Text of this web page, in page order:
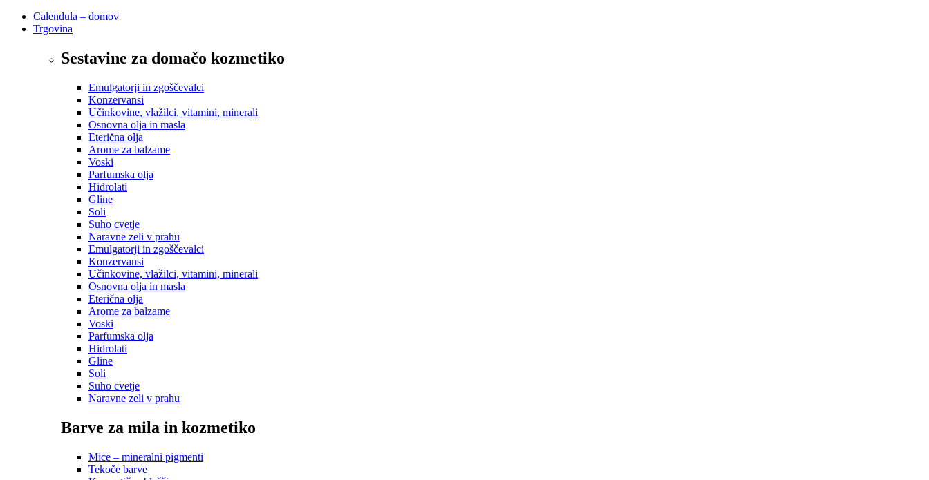
Calendula – domov
Trgovina
Sestavine za domačo kozmetiko
Emulgatorji in zgoščevalci
Konzervansi
Učinkovine, vlažilci, vitamini, minerali
Osnovna olja in masla
Eterična olja
Arome za balzame
Voski
Parfumska olja
Hidrolati
Gline
Soli
Suho cvetje
Naravne zeli v prahu
Emulgatorji in zgoščevalci
Konzervansi
Učinkovine, vlažilci, vitamini, minerali
Osnovna olja in masla
Eterična olja
Arome za balzame
Voski
Parfumska olja
Hidrolati
Gline
Soli
Suho cvetje
Naravne zeli v prahu
Barve za mila in kozmetiko
Mice – mineralni pigmenti
Tekoče barve